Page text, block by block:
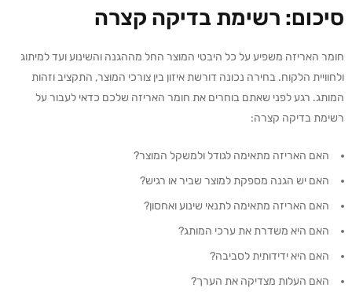
סיכום: רשימת בדיקה קצרה
חומר האריזה משפיע על כל היבטי המוצר החל מההגנה והשינוע ועד למיתוג
ולחוויית הלקוח. בחירה נכונה דורשת איזון בין צורכי המוצר, התקציב וזהות
המותג. רגע לפני שאתם בוחרים את חומר האריזה שלכם כדאי לעבור על
רשימת בדיקה קצרה:
האם האריזה מתאימה לגודל ולמשקל המוצר?
האם יש הגנה מספקת למוצר שביר או רגיש?
האם האריזה מתאימה לתנאי שינוע ואחסון?
האם היא משדרת את ערכי המותג?
האם היא ידידותית לסביבה?
האם העלות מצדיקה את הערך?